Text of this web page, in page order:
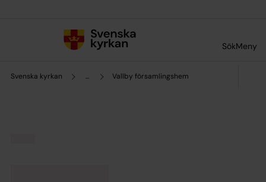
SökMeny
Svenska kyrkan ... Vallby församlingshem